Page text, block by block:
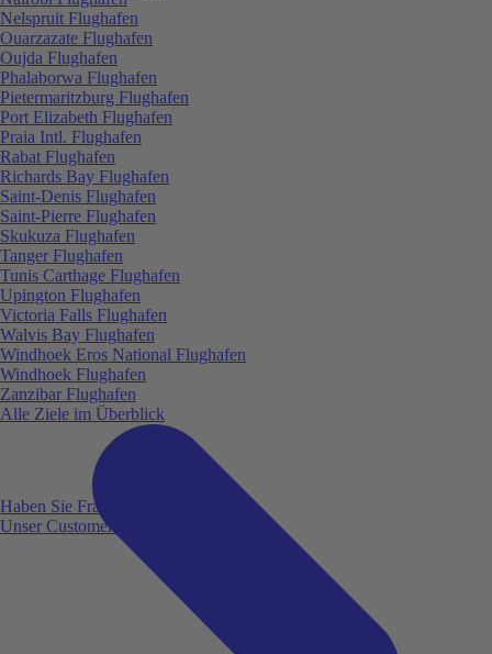
Haben Sie Fragen?
Unser Customer Service ist für Sie da!
Nelspruit Flughafen
Ouarzazate Flughafen
Oujda Flughafen
Phalaborwa Flughafen
Pietermaritzburg Flughafen
Port Elizabeth Flughafen
Praia Intl. Flughafen
Rabat Flughafen
Richards Bay Flughafen
Saint-Denis Flughafen
Saint-Pierre Flughafen
Skukuza Flughafen
Tanger Flughafen
Tunis Carthage Flughafen
Upington Flughafen
Victoria Falls Flughafen
Walvis Bay Flughafen
Windhoek Eros National Flughafen
Windhoek Flughafen
Zanzibar Flughafen
Alle Ziele im Überblick